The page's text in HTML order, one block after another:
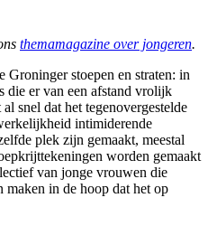
themamagazine over jongeren.
Groninger stoepen en straten: in
die er van een afstand vrolijk
snel dat het tegenovergestelde
intimiderende
plek zijn gemaakt, meestal
worden gemaakt
van jonge vrouwen die
in de hoop dat het op